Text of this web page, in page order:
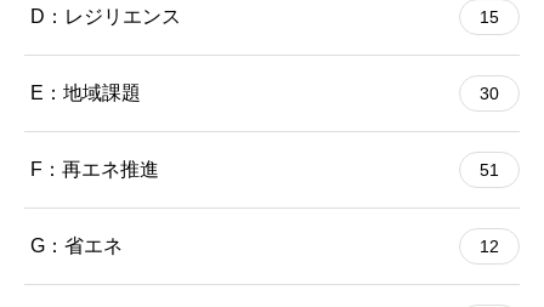
D：レジリエンス 15
E：地域課題 30
F：再エネ推進 51
G：省エネ 12